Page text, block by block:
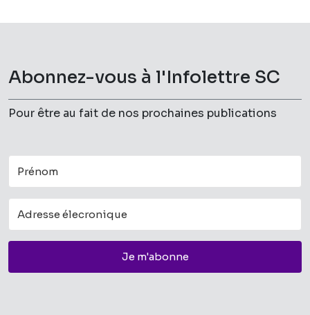
Abonnez-vous à l'Infolettre SC
Pour être au fait de nos prochaines publications
Je m'abonne